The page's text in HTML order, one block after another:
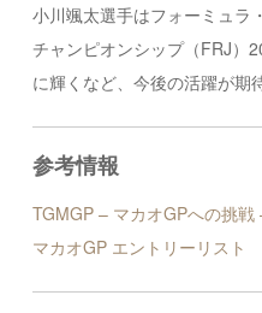
小川颯太選手はフォーミュラ
チャンピオンシップ（FRJ）
に輝くなど、今後の活躍が期
参考情報
TGMGP – マカオGPへの挑戦
マカオGP エントリーリスト